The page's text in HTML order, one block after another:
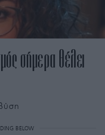
σήμερα θέλει
BELOW